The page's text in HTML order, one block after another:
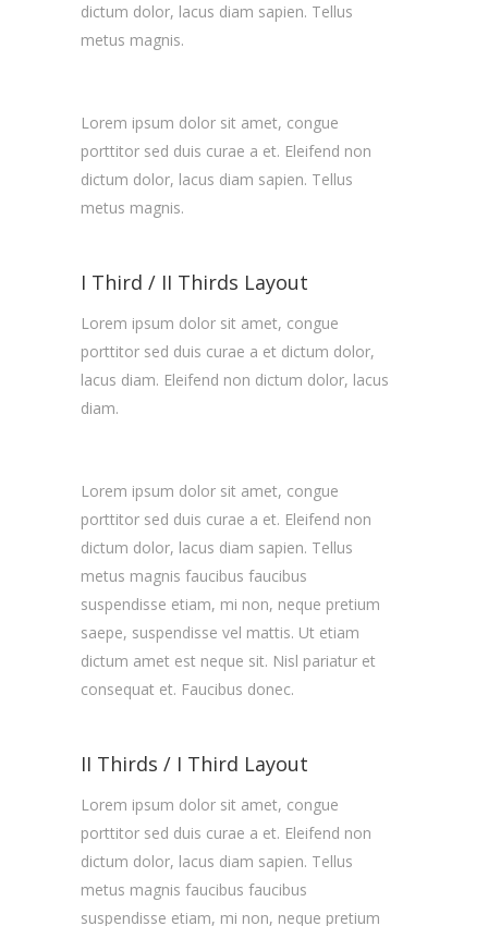
dictum dolor, lacus diam sapien. Tellus
metus magnis.
Lorem ipsum dolor sit amet, congue
porttitor sed duis curae a et. Eleifend non
dictum dolor, lacus diam sapien. Tellus
metus magnis.
I Third / II Thirds Layout
Lorem ipsum dolor sit amet, congue
porttitor sed duis curae a et dictum dolor,
lacus diam. Eleifend non dictum dolor, lacus
diam.
Lorem ipsum dolor sit amet, congue
porttitor sed duis curae a et. Eleifend non
dictum dolor, lacus diam sapien. Tellus
metus magnis faucibus faucibus
suspendisse etiam, mi non, neque pretium
saepe, suspendisse vel mattis. Ut etiam
dictum amet est neque sit. Nisl pariatur et
consequat et. Faucibus donec.
II Thirds / I Third Layout
Lorem ipsum dolor sit amet, congue
porttitor sed duis curae a et. Eleifend non
dictum dolor, lacus diam sapien. Tellus
metus magnis faucibus faucibus
suspendisse etiam, mi non, neque pretium